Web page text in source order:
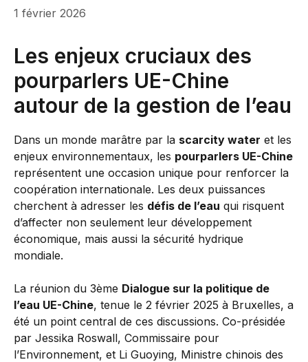
1 février 2026
Les enjeux cruciaux des
pourparlers UE-Chine
autour de la gestion de l’eau
Dans un monde marâtre par la scarcity water et les
enjeux environnementaux, les pourparlers UE-Chine
représentent une occasion unique pour renforcer la
coopération internationale. Les deux puissances
cherchent à adresser les défis de l’eau qui risquent
d’affecter non seulement leur développement
économique, mais aussi la sécurité hydrique
mondiale.
La réunion du 3ème Dialogue sur la politique de
l’eau UE-Chine, tenue le 2 février 2025 à Bruxelles, a
été un point central de ces discussions. Co-présidée
par Jessika Roswall, Commissaire pour
l’Environnement, et Li Guoying, Ministre chinois des